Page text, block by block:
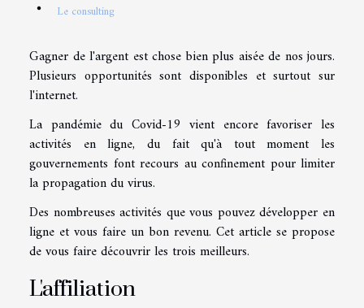
Le consulting
Gagner de l'argent est chose bien plus aisée de nos jours.
Plusieurs opportunités sont disponibles et surtout sur
l'internet.
La pandémie du Covid-19 vient encore favoriser les
activités en ligne, du fait qu'à tout moment les
gouvernements font recours au confinement pour limiter
la propagation du virus.
Des nombreuses activités que vous pouvez développer en
ligne et vous faire un bon revenu. Cet article se propose
de vous faire découvrir les trois meilleurs.
L'affiliation